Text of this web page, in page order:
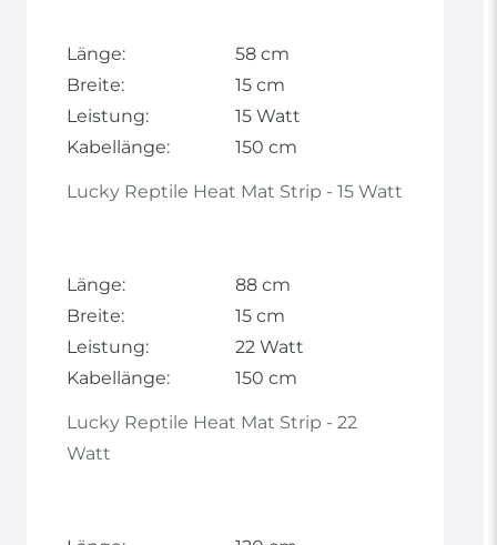
Lucky Reptile Heat Mat Strip - 15 Watt
Länge:
58 cm
Breite:
15 cm
Leistung:
15 Watt
Kabellänge:
150 cm
Lucky Reptile Heat Mat Strip - 22
Watt
Länge:
88 cm
Breite:
15 cm
Leistung:
22 Watt
Kabellänge:
150 cm